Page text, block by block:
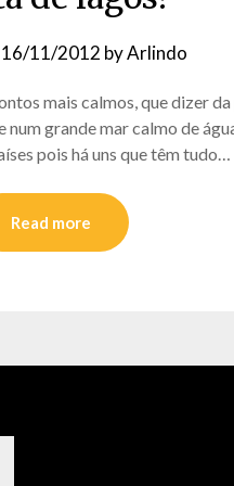
16/11/2012 byArlindo
mais calmos, que dizer
grande mar calmo de
pois há uns que têm tudo…
Read more